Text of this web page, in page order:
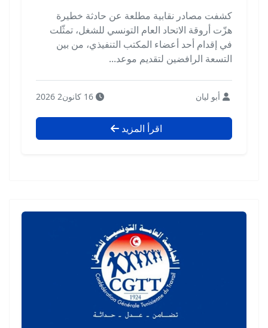
كشفت مصادر نقابية مطلعة عن حادثة خطيرة
هزّت أروقة الاتحاد العام التونسي للشغل، تمثّلت
في إقدام أحد أعضاء المكتب التنفيذي، من بين
التسعة الرافضين لتقديم موعد...
أبو ليان
اقرأ المزيد